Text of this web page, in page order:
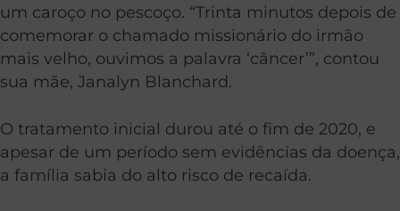
um caroço no pescoço. “Trinta minutos depois de
comemorar o chamado missionário do irmão
mais velho, ouvimos a palavra ‘câncer’”, contou
sua mãe, Janalyn Blanchard.
O tratamento inicial durou até o fim de 2020, e
apesar de um período sem evidências da doença,
a família sabia do alto risco de recaída.